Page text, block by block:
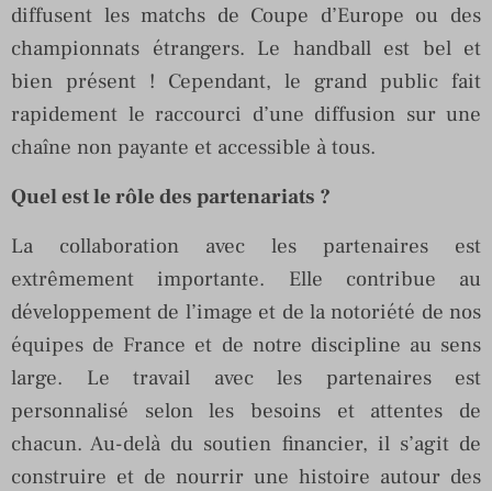
diffusent les matchs de Coupe d’Europe ou des
championnats étrangers. Le handball est bel et
bien présent ! Cependant, le grand public fait
rapidement le raccourci d’une diffusion sur une
chaîne non payante et accessible à tous.
Quel est le rôle des partenariats ?
La collaboration avec les partenaires est
extrêmement importante. Elle contribue au
développement de l’image et de la notoriété de nos
équipes de France et de notre discipline au sens
large. Le travail avec les partenaires est
personnalisé selon les besoins et attentes de
chacun. Au-delà du soutien financier, il s’agit de
construire et de nourrir une histoire autour des